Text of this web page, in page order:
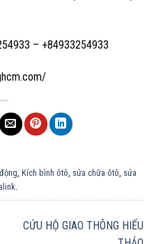
– +84933254933
Kích bình ôtô sửa chữa ôtô sửa
CỨU HỘ GIAO THÔNG HIẾU